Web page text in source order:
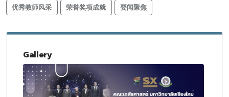
优秀教师风采
荣誉奖项成就 要闻聚焦
Gallery